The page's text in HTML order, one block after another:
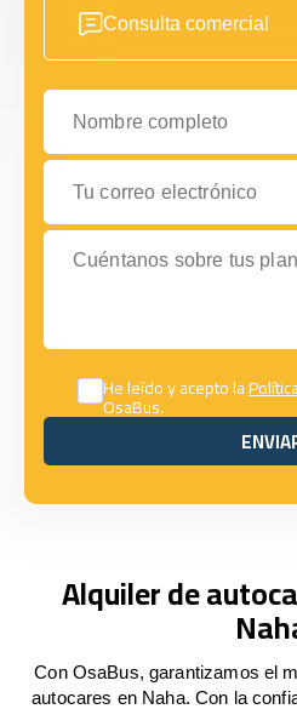
Consulta comercial
Nombre completo
Tu correo electrónico
Cuéntanos sobre tus planes
He leído y acepto la
OsaBus.
Alquiler de
Con OsaBus, garantizamos el
autocares en Naha. Con la